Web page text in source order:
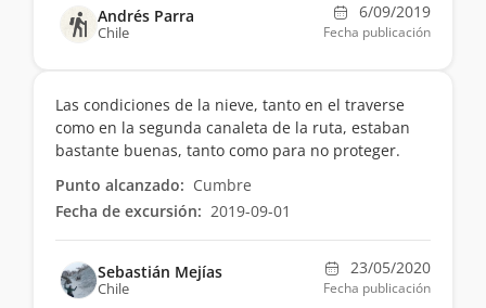
Andrés Parra
Chile
6/09/2019
Fecha publicación
Las condiciones de la nieve, tanto en el traverse
como en la segunda canaleta de la ruta, estaban
bastante buenas, tanto como para no proteger.
Punto alcanzado: Cumbre
Fecha de excursión: 2019-09-01
Sebastián Mejías
Chile
23/05/2020
Fecha publicación